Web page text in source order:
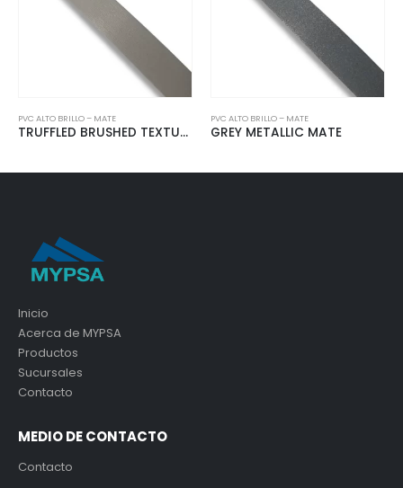
ALTO BRILLO – MATE
TRUFFLED BRUSHED TEXTURIZADO
PVC ALTO BRILLO – MATE
GREY METALLIC MATE
Inicio
Acerca de MYPSA
Productos
Sucursales
Contacto
MEDIO DE CONTACTO
Contacto